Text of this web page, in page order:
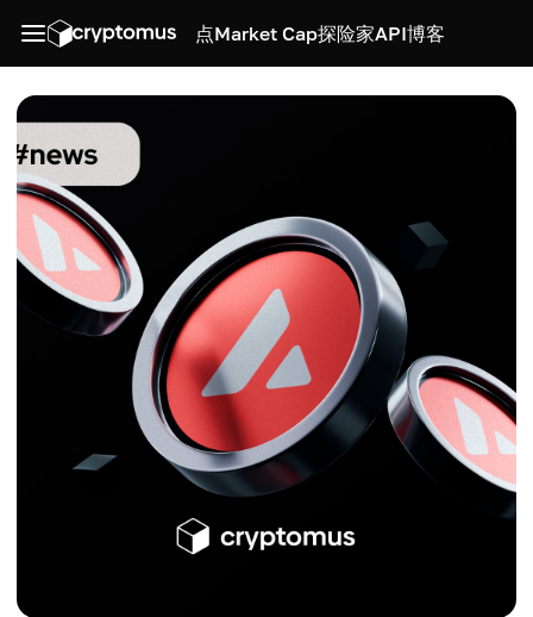
点Market Cap探险家API博客